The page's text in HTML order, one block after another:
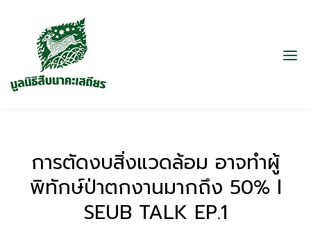
การตัดงบสิ่งแวดล้อม อาจทำผู้
พิทักษ์ป่าตกงานมากถึง 50% l
SEUB TALK EP.1